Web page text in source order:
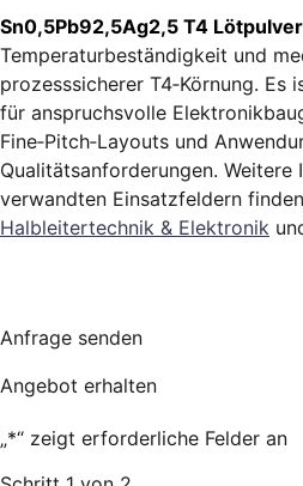
Sn0,5Pb92,5Ag2,5 T4 Lötpulver
Temperaturbeständigkeit und
prozesssicherer T4‑Körnung. Es
für anspruchsvolle
Fine‑Pitch‑Layouts und
Qualitätsanforderungen. Weitere
verwandten Einsatzfeldern
Halbleitertechnik & Elektronik
Anfrage senden
Angebot erhalten
„*“ zeigt erforderliche Felder an